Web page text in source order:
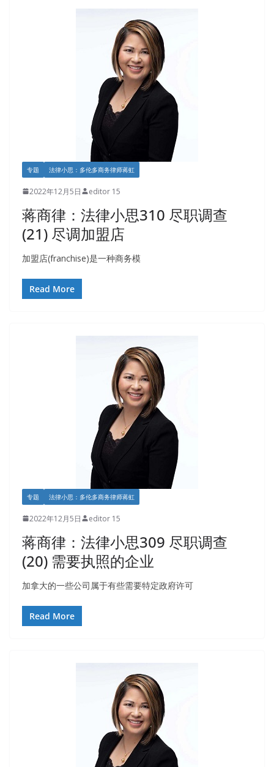
专题 法律小思：多伦多商务律师蒋虹
2022年12月5日 editor 15
蒋商律：法律小思310 尽职调查
(21) 尽调加盟店
加盟店(franchise)是一种商务模
Read More
专题 法律小思：多伦多商务律师蒋虹
2022年12月5日 editor 15
蒋商律：法律小思309 尽职调查
(20) 需要执照的企业
加拿大的一些公司属于有些需要特定政府许可
Read More